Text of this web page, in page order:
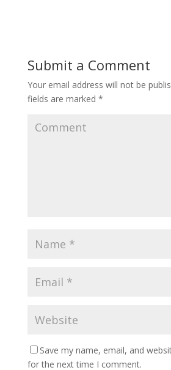
Submit a Comment
Your email address will not be
fields are marked *
Save my name, email, and
for the next time I comment.